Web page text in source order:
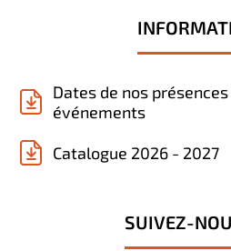
Dates de nos
événements
Catalogue 2026 - 2027
SUIVEZ-